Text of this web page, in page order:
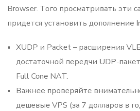
Browser. Того просматривать эти
придется установить дополнение
XUDP и Packet – расширения
достаточной передчи UDP-
Full Cone NAT.
Важнее проверяйте
дешевые VPS (за 7 долларов в